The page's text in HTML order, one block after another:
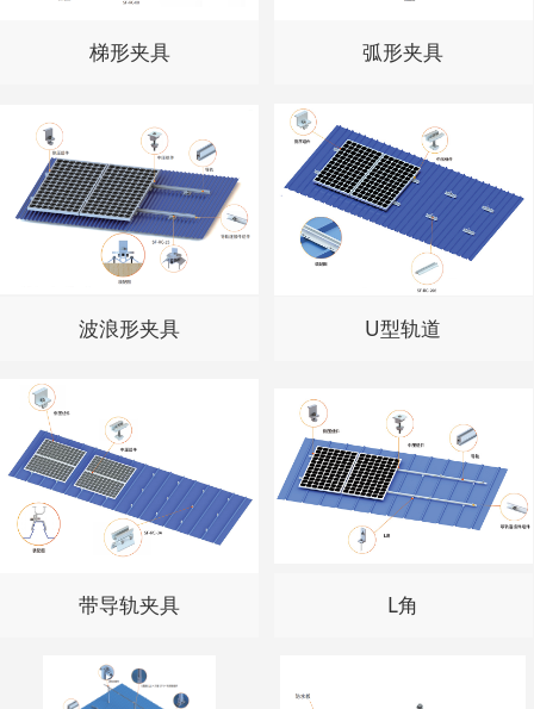
梯形夹具 弧形夹具
波浪形夹具 U型轨道
带导轨夹具 L角